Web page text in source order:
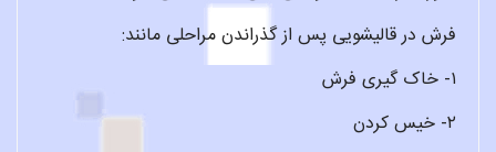
فرش در قالیشویی پس از گذراندن مراحلی مانند:
۱- خاک گیری فرش
۲- خیس کردن